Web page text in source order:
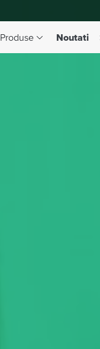
Produse
Comutare meniul
Noutati